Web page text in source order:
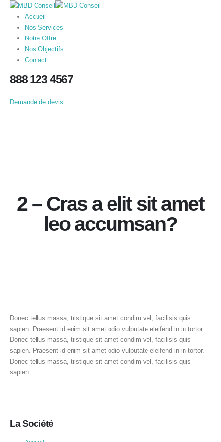
Accueil
Nos Services
Notre Offre
Nos Objectifs
Contact
888 123 4567
Demande de devis
2 – Cras a elit sit amet
leo accumsan?
Donec tellus massa, tristique sit amet condim vel, facilisis quis
sapien. Praesent id enim sit amet odio vulputate eleifend in in tortor.
Donec tellus massa, tristique sit amet condim vel, facilisis quis
sapien. Praesent id enim sit amet odio vulputate eleifend in in tortor.
Donec tellus massa, tristique sit amet condim vel, facilisis quis
sapien.
La Société